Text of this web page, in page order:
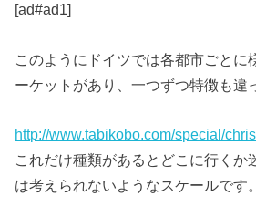
[ad#ad1]
このようにドイツでは各都市ごとに
ーケットがあり、一つずつ特徴も違
http://www.tabikobo.com/special/
これだけ種類があるとどこに行くか
は考えられないようなスケールです。